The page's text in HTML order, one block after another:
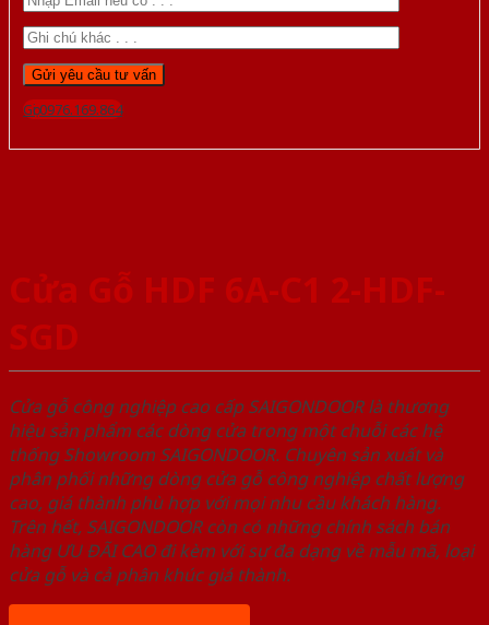
Gọi 0976.169.864
Cửa Gỗ HDF 6A-C1 2-HDF-
SGD
Cửa gỗ công nghiệp cao cấp SAIGONDOOR là thương
hiệu sản phẩm các dòng cửa trong một chuỗi các hệ
thống Showroom SAIGONDOOR. Chuyên sản xuất và
phân phối những dòng cửa gỗ công nghiệp chất lượng
cao, giá thành phù hợp với mọi nhu cầu khách hàng.
Trên hết, SAIGONDOOR còn có những chính sách bán
hàng ƯU ĐÃI CAO đi kèm với sự đa dạng về mẫu mã, loại
cửa gỗ và cả phân khúc giá thành.